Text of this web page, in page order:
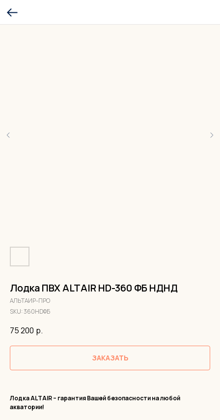
Лодка ПВХ ALTAIR HD-360 ФБ НДНД
АЛЬТАИР-ПРО
SKU:360HDФБ
75 200 р.
ЗАКАЗАТЬ
Лодка ALTAIR – гарантия Вашей безопасности на любой
акватории!